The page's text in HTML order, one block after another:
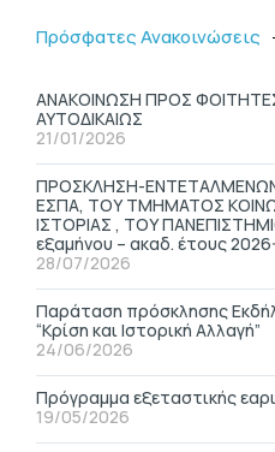
Πρόσφατες Ανακοινώσεις
ΑΝΑΚΟΙΝΩΣΗ ΠΡΟΣ
ΑΥΤΟΔΙΚΑΙΩΣ
21/01/2026
ΠΡΟΣΚΛΗΣΗ-
ΕΣΠΑ, ΤΟΥ ΤΜΗΜΑΤΟΣ
ΙΣΤΟΡΙΑΣ , ΤΟΥ
εξαμήνου – ακαδ. έτους
28/07/2026
Παράταση πρόσκλησης
“Κρίση και Ιστορική Αλλαγή”
24/06/2026
Πρόγραμμα εξεταστικής
19/05/2026